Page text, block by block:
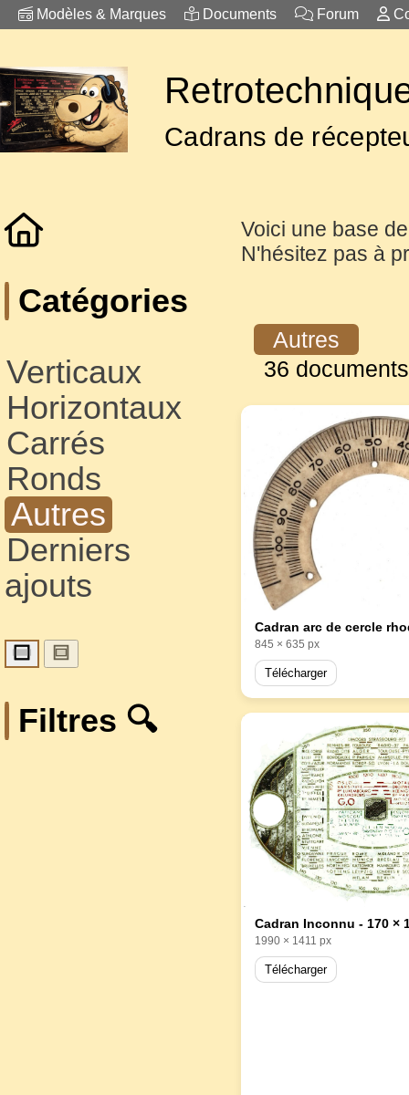
Modèles & Marques Documents Forum
Cadrans de
Catégories
Verticaux
Horizontaux
Carrés
Ronds
Autres
Derniers
ajouts
Filtres 🔍
Voici une base
N'hésitez pas à
Autres
36 documents
845 × 635 px
Télécharger
Cadran Inconnu - 170 ×
1990 × 1411 px
Télécharger